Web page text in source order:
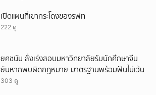
เปิดแผนที่เขากระโดงของรฟท
222 ดู
ยศชนัน สั่งเร่งสอบมหาวิทยาลัยรับนักศึกษาจีน
ยันหากพบผิดกฎหมาย-มาตรฐานพร้อมฟันไม่เว้น
303 ดู